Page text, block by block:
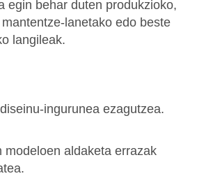
egin behar duten produkzioko,
lanetako edo beste
langileak.
ingurunea ezagutzea.
modeloen aldaketa errazak